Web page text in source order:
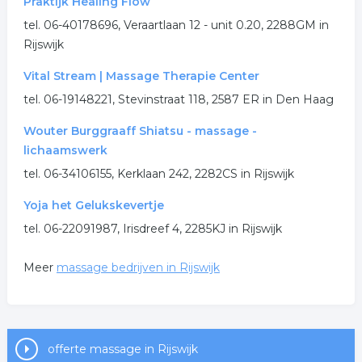
tel. 06-40178696, Veraartlaan 12 - unit 0.20, 2288GM in
Rijswijk
Vital Stream | Massage Therapie Center
tel. 06-19148221, Stevinstraat 118, 2587 ER in Den Haag
Wouter Burggraaff Shiatsu - massage -
lichaamswerk
tel. 06-34106155, Kerklaan 242, 2282CS in Rijswijk
Yoja het Gelukskevertje
tel. 06-22091987, Irisdreef 4, 2285KJ in Rijswijk
Meer massage bedrijven in Rijswijk
offerte massage in Rijswijk